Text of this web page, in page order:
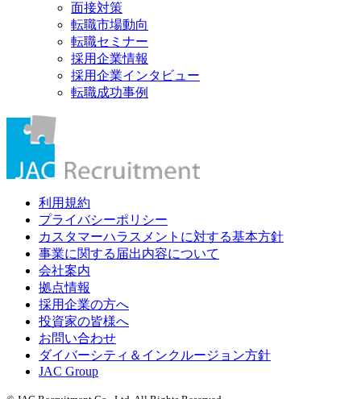
面接対策
転職市場動向
転職セミナー
採用企業情報
採用企業インタビュー
転職成功事例
利用規約
プライバシーポリシー
カスタマーハラスメントに対する基本方針
事業に関する届出内容について
会社案内
拠点情報
採用企業の方へ
投資家の皆様へ
お問い合わせ
ダイバーシティ＆インクルージョン方針
JAC Group